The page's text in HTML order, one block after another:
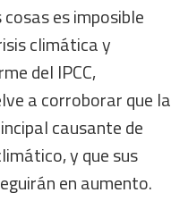
es imposible
climática y
del IPCC,
a corroborar que la
causante de
y que sus
en aumento.